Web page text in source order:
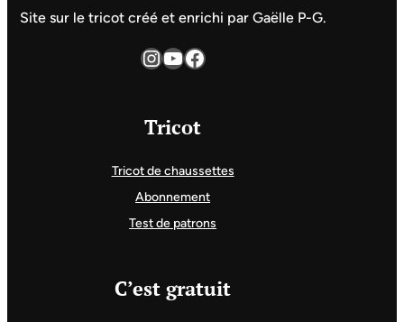
Site sur le tricot créé et enrichi par Gaëlle P-G.
InstagramYouTube Facebook
Tricot
Tricot de chaussettes
Abonnement
Test de patrons
C’est gratuit